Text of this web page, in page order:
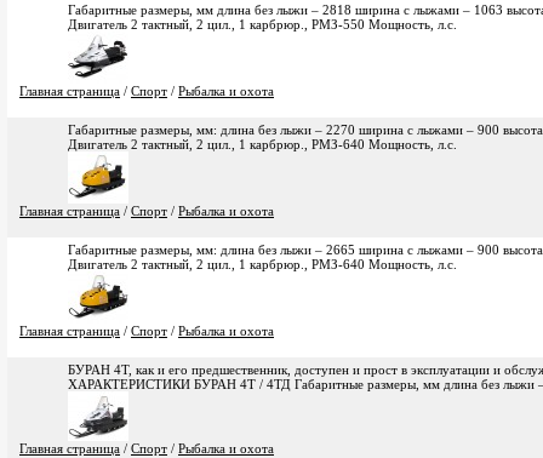
Габаритные размеры, мм длина без лыжи – 2818 ширина с лыжами – 1063
Двигатель 2 тактный, 2 цил., 1 карбрюр., РМЗ-550 Мощность, л.с.
Главная страница / Спорт / Рыбалка и охота
Габаритные размеры, мм: длина без лыжи – 2270 ширина с лыжами – 900
Двигатель 2 тактный, 2 цил., 1 карбрюр., РМЗ-640 Мощность, л.с.
Главная страница / Спорт / Рыбалка и охота
Габаритные размеры, мм: длина без лыжи – 2665 ширина с лыжами – 900
Двигатель 2 тактный, 2 цил., 1 карбрюр., РМЗ-640 Мощность, л.с.
Главная страница / Спорт / Рыбалка и охота
БУРАН 4Т, как и его предшественник, доступен и прост в эксплуатации и
ХАРАКТЕРИСТИКИ БУРАН 4Т / 4ТД Габаритные размеры, мм длина без лыжи
Главная страница / Спорт / Рыбалка и охота